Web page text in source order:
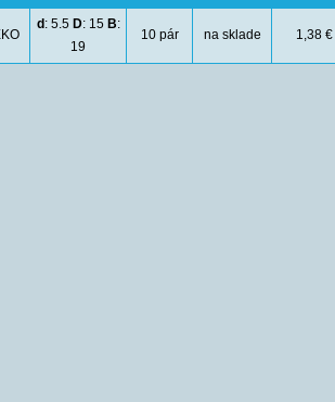
d : 5.5 D: 15 B:
19
10 pár na sklade 1,38 €